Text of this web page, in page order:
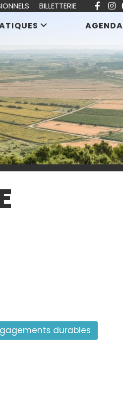
durables
AGENDA
BILLETTERIE